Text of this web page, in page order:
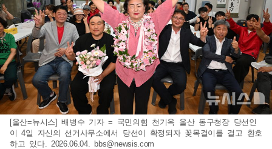
[울산=뉴시스] 배병수 기자 = 국민의힘 천기옥 울산 동구청장 당선인
이 4일 자신의 선거사무소에서 당선이 확정되자 꽃목걸이를 걸고 환호
하고 있다. 2026.06.04. bbs@newsis.com